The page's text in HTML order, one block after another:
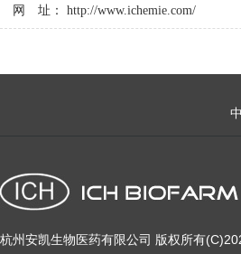
网 址： http://www.ichemie.com/
杭州安凯生物医药有限公司 版权所有